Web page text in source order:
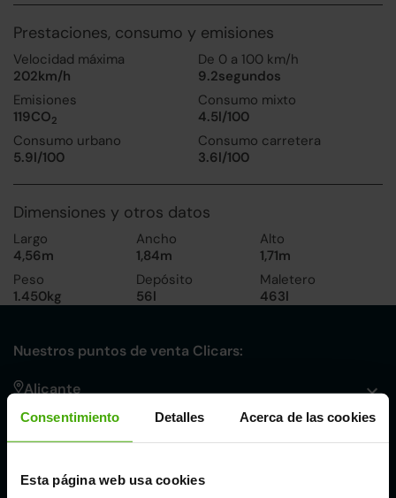
Consentimiento Detalles Acerca de las cookies
Esta página web usa cookies
Prestaciones, consumo y emisiones
Velocidad máxima
202km/h
De 0 a 100 km/h
9.2segundos
Emisiones
119CO2
Consumo mixto
4.5l/100
Consumo urbano
5.9l/100
Consumo carretera
3.6l/100
Dimensiones y otros datos
Largo
4,56m
Ancho
1,84m
Alto
1,71m
Peso
1.450kg
Depósito
56l
Maletero
463l
Nuestros puntos de venta Clicars:
Alicante
Córdoba